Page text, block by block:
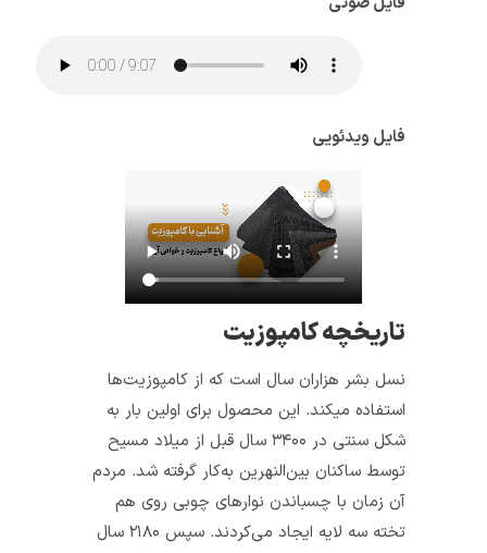
فایل ویدئویی
تاریخچه کامپوزیت
نسل بشر هزاران سال است که از کامپوزیت­‌ها
استفاده می­کند. این محصول برای اولین بار به
شکل سنتی در ۳۴۰۰ سال قبل از میلاد مسیح
توسط ساکنان بین‌­النهرین به­‌کار گرفته شد. مردم
آن زمان با چسباندن نوارهای چوبی روی هم
تخته سه لایه ایجاد می­‌کردند. سپس ۲۱۸۰ سال